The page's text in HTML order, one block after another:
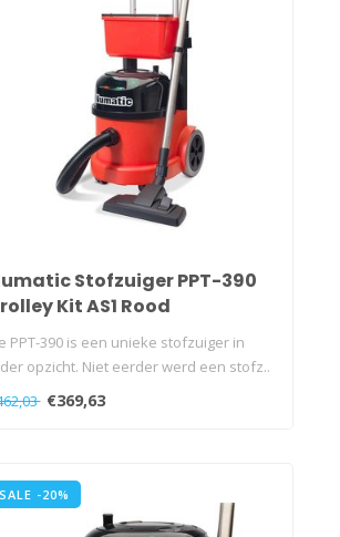
Stofzuiger PPT-390
Kit AS1 Rood
PPT-390 is een unieke stofzuiger in
opzicht. Niet eerder werd een stofz..
€369,63
SALE -20%